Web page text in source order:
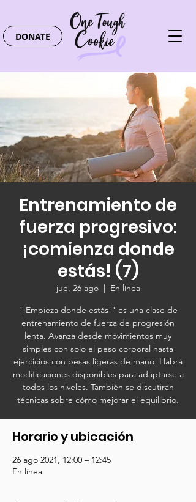
DONATE
Entrenamiento de
fuerza progresivo:
¡comienza donde
estás! (7)
jue, 26 ago
  |
En línea
"¡Empieza donde estás!" es una clase de
entrenamiento de fuerza de progresión
lenta. Avanza desde movimientos muy
simples con solo el peso corporal hasta
ejercicios con pesas ligeras de mano. Habrá
modificaciones disponibles para adaptarse a
todos los niveles. También se discutirán
técnicas sobre cómo mejorar el equilibrio.
Horario y ubicación
26 ago 2021, 12:00 – 12:45
En línea